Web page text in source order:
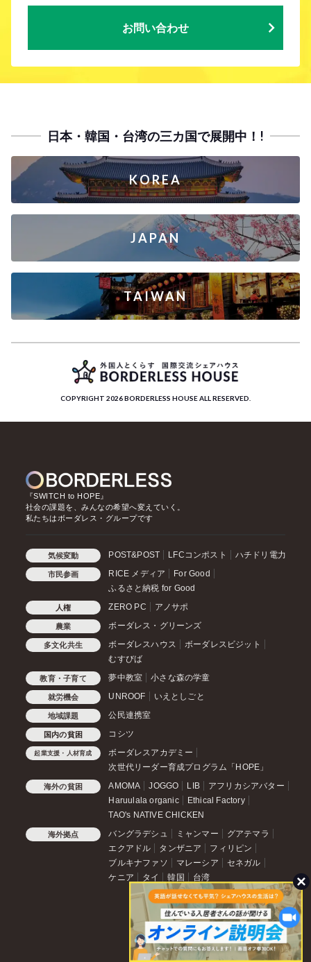
お問い合わせ
日本・韓国・台湾の三カ国で展開中！!
KOREA
JAPAN
TAIWAN
COPYRIGHT 2026 BORDERLESS HOUSE ALL RESERVED.
『SWITCH to HOPE』
社会の課題を、みんなの希望へ変えていく。
私たちはボーダレス・グループです
気候変動 POST&POST LFCコンポスト ハチドリ電力
市民参画 RICE メディア
For Good
ふるさと納税 for Good
人権 ZERO PC アノサポ
農業 ボーダレス・グリーンズ
多文化共生 ボーダレスハウス
ボーダレスビジット
むすびば
教育・子育て 夢中教室 小さな森の学童
就労機会 UNROOF いえとしごと
地域課題 公民連携室
国内の貧困 コシツ
起業支援・人材育成
ボーダレスアカデミー
次世代リーダー育成プログラム「HOPE」
海外の貧困 AMOMA JOGGO LIB
アフリカシアバター
Haruulala organic
Ethical Factory
TAO's NATIVE CHICKEN
海外拠点 バングラデシュ ミャンマー
グアテマラ
エクアドル
タンザニア
フィリピン
ブルキナファソ
マレーシア
セネガル
ケニア
タイ 韓国 台湾